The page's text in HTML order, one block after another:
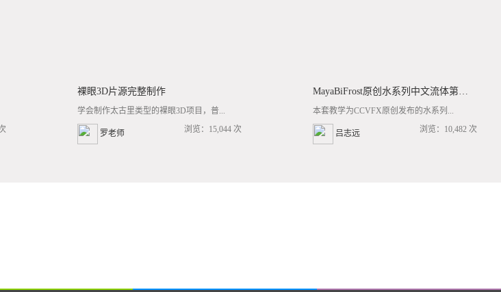
裸眼3D片源完整制作
学会制作太古里类型的裸眼3D项目，普...
罗老师 浏览：15,044 次
MayaBiFrost原创水系列中文流体第三套BF基础/高阶案例全流程教学
本套教学为CCVFX原创发布的水系列...
吕志远 浏览：10,482 次